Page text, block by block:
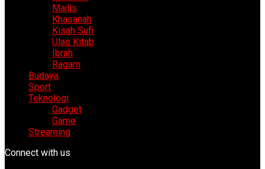
Majlis
Khasanah
Kisah Sufi
Ulas Kitab
Ibrah
Ragam
Budaya
Sport
Teknologi
Gadget
Game
Streaming
Connect with us